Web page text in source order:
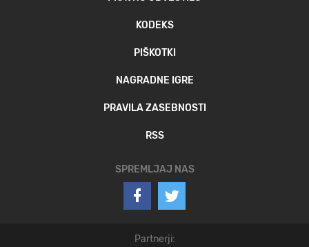
KODEKS
PIŠKOTKI
NAGRADNE IGRE
PRAVILA ZASEBNOSTI
RSS
SPREMLJAJ NAS
Partnerji: